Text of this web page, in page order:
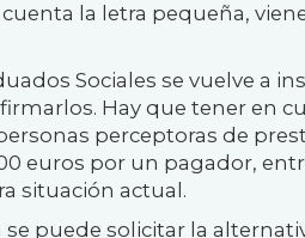
la letra pequeña,
Sociales se vuelve a
Hay que tener en
perceptoras de
euros por un pagador,
situación actual.
puede solicitar la